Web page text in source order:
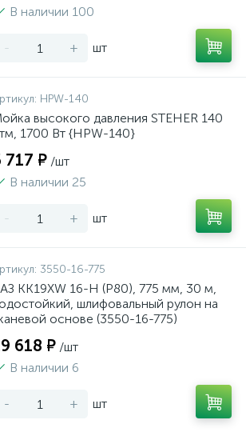
В наличии 100
- + шт
HPW-140
высокого давления STEHER 140
1700 Вт {HPW-140}
717 ₽ /шт
В наличии 25
- + шт
3550-16-775
KK19XW 16-H (Р80), 775 мм, 30 м,
шлифовальный рулон на
основе (3550-16-775)
618 ₽ /шт
В наличии 6
- + шт